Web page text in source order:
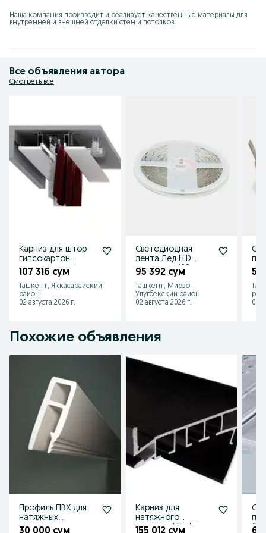
Наша компания производит и реализует качественные материалы для
внутренней и внешней отделки стен и потолков.
Все объявления автора
Смотреть все
Карниз для штор
гипсокартон
встраиваемый с
подсветкой parda
karnizi
107 316 сум
Ташкент, Яккасарайский
район
02 августа 2026 г.
Светодиодная
лента Лед LED
подсветка 120
yoritgichli.
95 392 сум
Ташкент, Мирзо-
Улугбекский район
02 августа 2026 г.
59
02
Похожие объявления
Профиль ПВХ для
натяжных
потолков
Карниз для
натяжного
потолка / Yashirin